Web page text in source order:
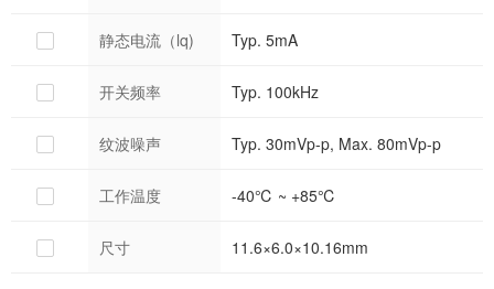
静态电流（lq) Typ. 5mA
开关频率 Typ. 100kHz
纹波噪声 Typ. 30mVp-p, Max. 80mVp-p
工作温度 -40℃ ~ +85℃
尺寸 11.6×6.0×10.16mm